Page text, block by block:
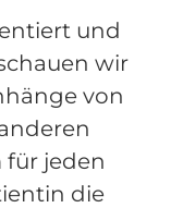
und
wir
von
für jeden
die